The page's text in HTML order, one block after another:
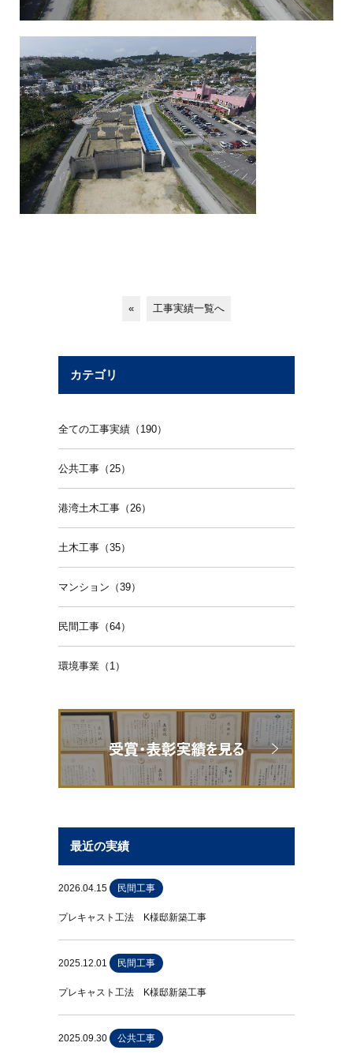
« 工事実績一覧へ
カテゴリ
全ての工事実績（190）
公共工事（25）
港湾土木工事（26）
土木工事（35）
マンション（39）
民間工事（64）
環境事業（1）
最近の実績
2026.04.15 民間工事
プレキャスト工法 K様邸新築工事
2025.12.01 民間工事
プレキャスト工法 K様邸新築工事
2025.09.30 公共工事